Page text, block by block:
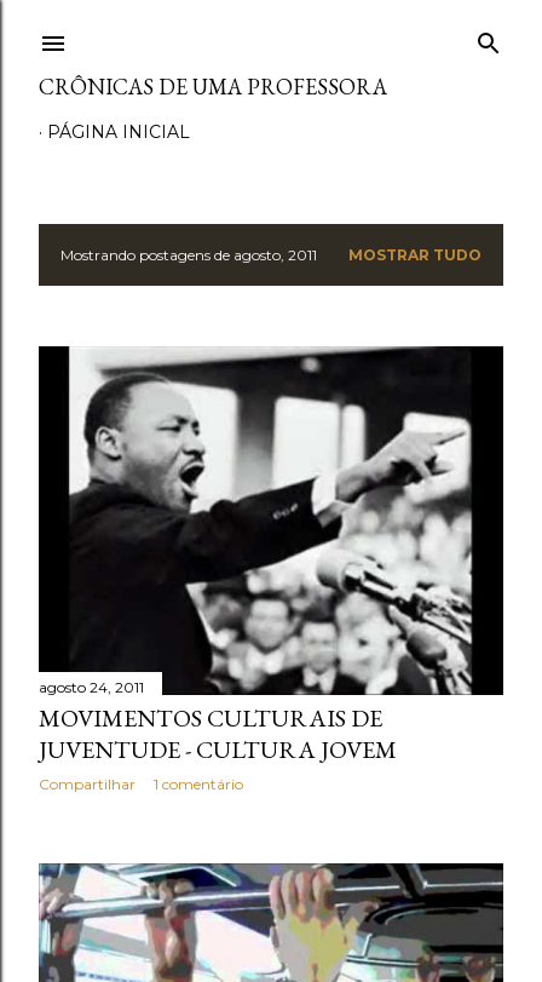
CRÔNICAS DE UMA PROFESSORA
PÁGINA INICIAL
PMostrando postagens de agosto, 2011 MOSTRAR TUDO
agosto 24, 2011
MOVIMENTOS CULTURAIS DE
JUVENTUDE - CULTURA JOVEM
Compartilhar 1 comentário